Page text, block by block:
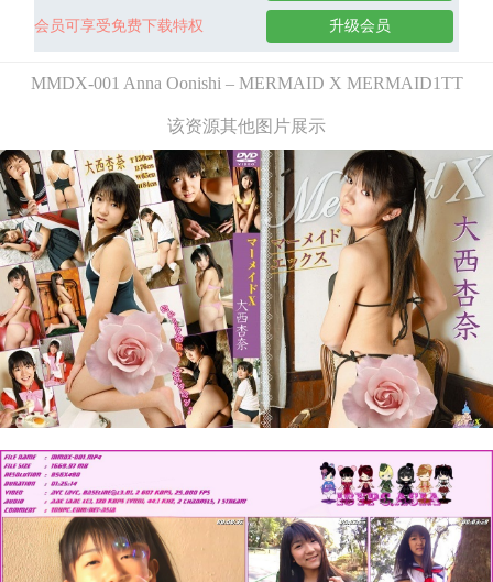
会员可享受免费下载特权 升级会员
MMDX-001 Anna Oonishi – MERMAID X MERMAID1TT
该资源其他图片展示